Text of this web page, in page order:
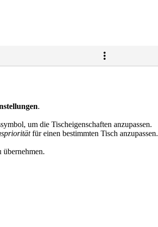
.
um die Tischeigenschaften anzupassen.
für einen bestimmten Tisch anzupassen.
übernehmen.